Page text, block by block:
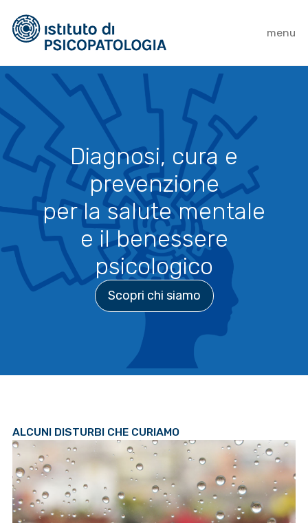
menu
Diagnosi, cura e
prevenzione
per la salute mentale
e il benessere
psicologico
Scopri chi siamo
ALCUNI DISTURBI CHE CURIAMO